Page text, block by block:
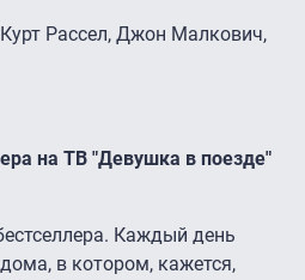
Рассел, Джон Малкович,
на ТВ "Девушка в поезде"
Каждый день
в котором, кажется,